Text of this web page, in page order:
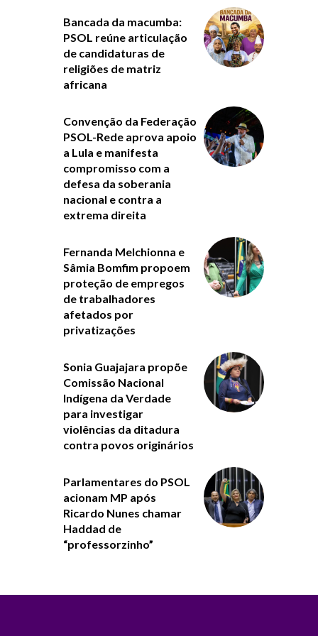
Bancada da macumba:
PSOL reúne articulação
de candidaturas de
religiões de matriz
africana
Convenção da Federação
PSOL-Rede aprova apoio
a Lula e manifesta
compromisso com a
defesa da soberania
nacional e contra a
extrema direita
Fernanda Melchionna e
Sâmia Bomfim propoem
proteção de empregos
de trabalhadores
afetados por
privatizações
Sonia Guajajara propõe
Comissão Nacional
Indígena da Verdade
para investigar
violências da ditadura
contra povos originários
Parlamentares do PSOL
acionam MP após
Ricardo Nunes chamar
Haddad de
“professorzinho”